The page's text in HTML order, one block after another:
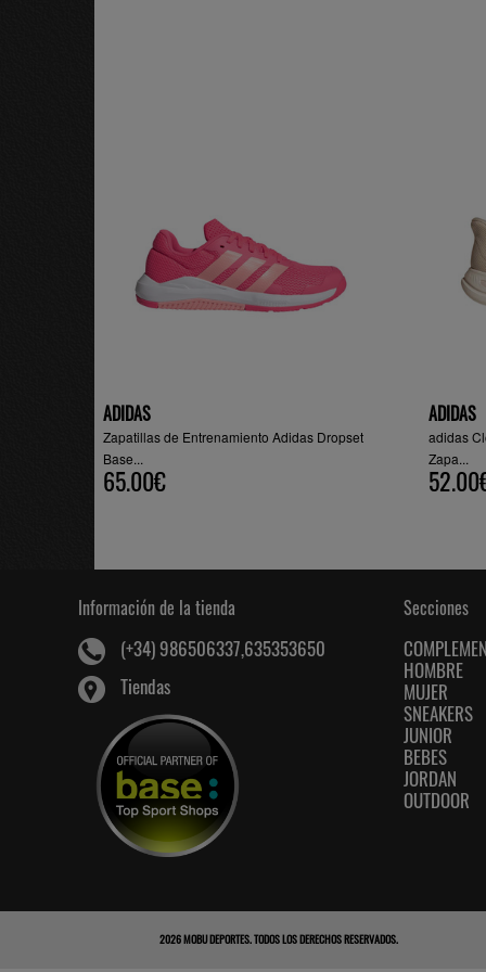
ADIDAS
Zapatillas de Entrenamiento Adidas Dropset
Base...
65.00€
ADIDAS
adidas
Zapa...
Información de la tienda
(+34) 986506337,635353650
Tiendas
Secciones
HOMBRE
MUJER
SNEAKERS
JUNIOR
BEBES
JORDAN
OUTDOOR
2026MOBU DEPORTES. TODOS LOS DERECHOS RESERVADOS.